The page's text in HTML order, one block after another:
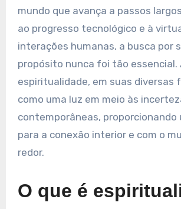
mundo que avança a passos
ao progresso tecnológico e à
interações humanas, a busca por
propósito nunca foi tão essencial.
espiritualidade, em suas diversas
como uma luz em meio às
contemporâneas, proporcionando
para a conexão interior e com o
redor.
O que é